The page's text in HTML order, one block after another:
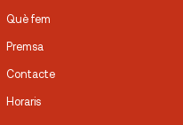
Què fem
Premsa
Contacte
Horaris